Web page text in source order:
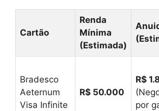
Cartão
Renda
Mínima
(Estimada)
Bradesco
Aeternum
Visa Infinite
R$ 50.000
R$
por